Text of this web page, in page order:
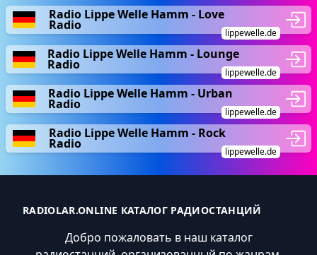
Radio Lippe Welle Hamm - Love
Radio
lippewelle.de
Radio Lippe Welle Hamm - Lounge
Radio
lippewelle.de
Radio Lippe Welle Hamm - Urban
Radio
lippewelle.de
Radio Lippe Welle Hamm - Rock
Radio
lippewelle.de
RADIOLAR.ONLINE КАТАЛОГ РАДИОСТАНЦИЙ
Добро пожаловать в наш каталог